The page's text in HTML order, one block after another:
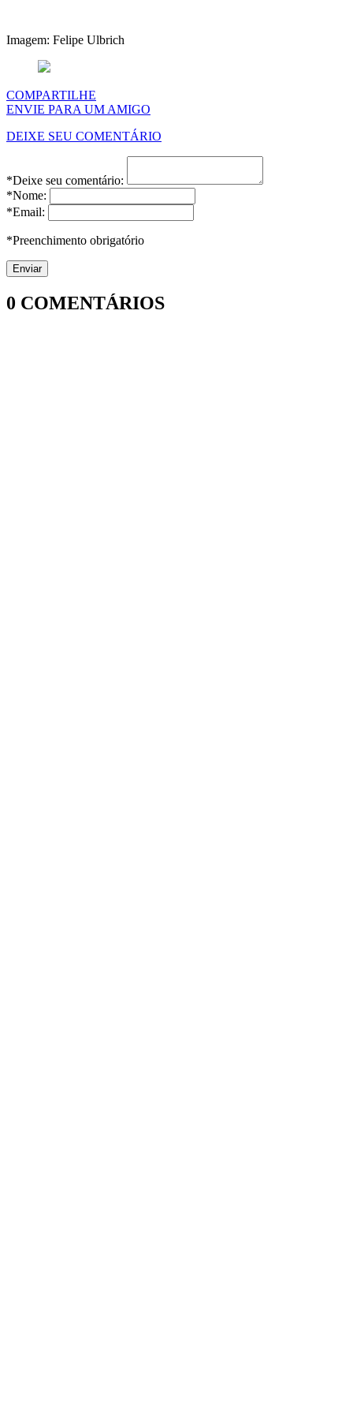
Imagem: Felipe Ulbrich
COMPARTILHE
ENVIE PARA UM AMIGO
DEIXE SEU COMENTÁRIO
*Deixe seu comentário:
*Nome:
*Email:
*Preenchimento obrigatório
0 COMENTÁRIOS